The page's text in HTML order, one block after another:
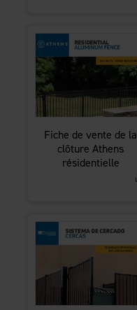
Fiche de vente de la
clôture Athens
résidentielle